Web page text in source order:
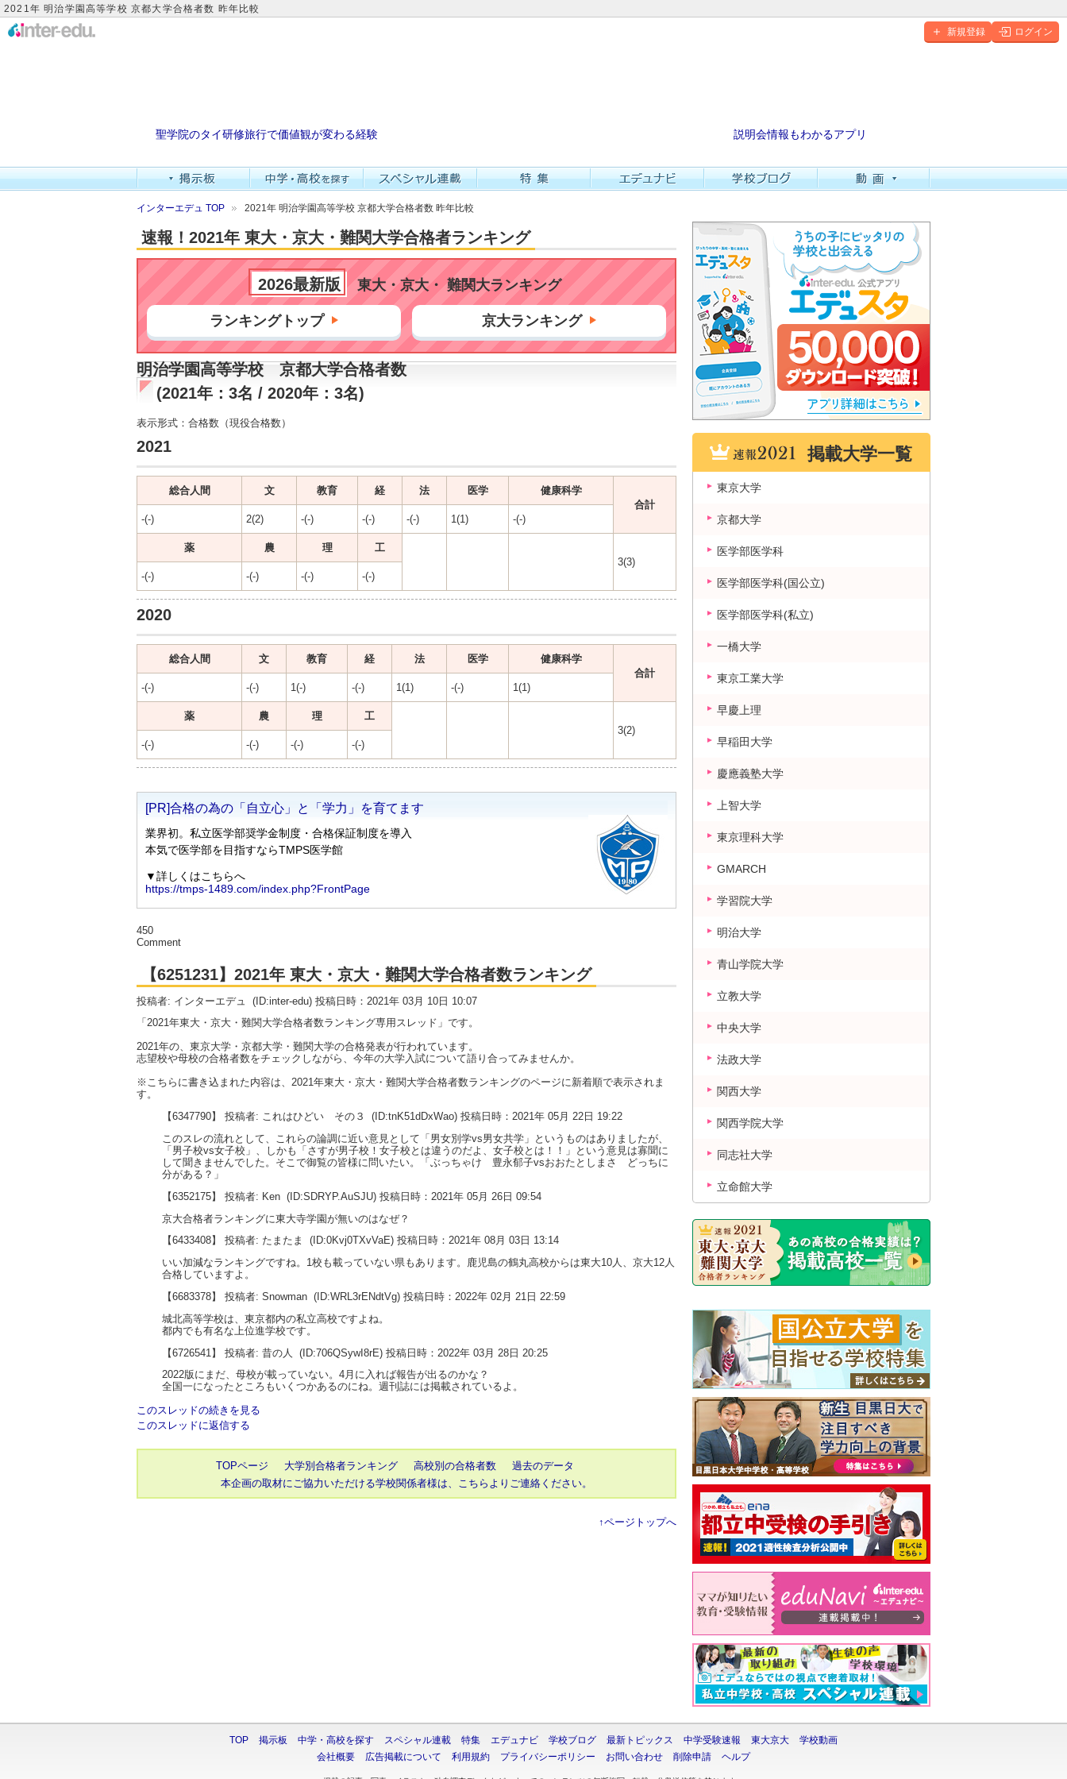
2021年 明治学園高等学校 京都大学合格者数 昨年比較
新規登録 ログイン
聖学院のタイ研修旅行で価値観が変わる経験 説明会情報もわかるアプリ
インターエデュ TOP 2021年 明治学園高等学校 京都大学合格者数 昨年比較
速報！2021年 東大・京大・難関大学合格者ランキング
2026最新版 東大・京大・ 難関大ランキング
ランキングトップ 京大ランキング
明治学園高等学校 京都大学合格者数
(2021年：3名 / 2020年：3名)
表示形式：合格数（現役合格数）
2021
総合人間 文 教育 経 法 医学
健康科学
合計
-(-)
2(2) -(-) -(-) -(-) 1(1) -(-)
薬 農 理
工
3(3)
-(-)
-(-) -(-) -(-)
2020
総合人間 文 教育 経 法 医学
健康科学
合計
-(-)
-(-) 1(-) -(-) 1(1) -(-) 1(1)
薬 農 理
工
3(2)
-(-)
-(-) -(-) -(-)
450
Comment
【6251231】2021年 東大・京大・難関大学合格者数ランキング
投稿者: インターエデュ
(ID:inter-edu) 投稿日時：2021年 03月 10日 10:07
「2021年東大・京大・難関大学合格者数ランキング専用スレッド」です。
2021年の、東京大学・京都大学・難関大学の合格発表が行われています。
志望校や母校の合格者数をチェックしながら、今年の大学入試について語り合ってみませんか。
※こちらに書き込まれた内容は、2021年東大・京大・難関大学合格者数ランキングのページに新着順で表示されま
す。
【6347790】 投稿者: これはひどい その３
(ID:tnK51dDxWao) 投稿日時：2021年 05月 22日 19:22
このスレの流れとして、これらの論調に近い意見として「男女別学vs男女共学」というものはありましたが、
「男子校vs女子校」、しかも「さすが男子校！女子校とは違うのだよ、女子校とは！！」という意見は寡聞に
して聞きませんでした。そこで御覧の皆様に問いたい。「ぶっちゃけ 豊永郁子vsおおたとしまさ どっちに
分がある？」
【6352175】 投稿者: Ken (ID:SDRYP.AuSJU) 投稿日時：2021年 05月 26日 09:54
京大合格者ランキングに東大寺学園が無いのはなぜ？
【6433408】 投稿者: たまたま
(ID:0Kvj0TXvVaE) 投稿日時：2021年 08月 03日 13:14
いい加減なランキングですね。1校も載っていない県もあります。鹿児島の鶴丸高校からは東大10人、京大12人
合格していますよ。
【6683378】 投稿者: Snowman (ID:WRL3rENdtVg) 投稿日時：2022年 02月 21日 22:59
城北高等学校は、東京都内の私立高校ですよね。
都内でも有名な上位進学校です。
【6726541】 投稿者: 昔の人
(ID:706QSywI8rE) 投稿日時：2022年 03月 28日 20:25
2022版にまだ、母校が載っていない。4月に入れば報告が出るのかな？
全国一になったところもいくつかあるのにね。週刊誌には掲載されているよ。
このスレッドの続きを見る
このスレッドに返信する
TOPページ 大学別合格者ランキング 高校別の合格者数
過去のデータ
本企画の取材にご協力いただける学校関係者様は、こちらよりご連絡ください。
↑ページトップへ
掲載大学一覧
東京大学
京都大学
医学部医学科
医学部医学科(国公立)
医学部医学科(私立)
一橋大学
東京工業大学
早慶上理
早稲田大学
慶應義塾大学
上智大学
東京理科大学
GMARCH
学習院大学
明治大学
青山学院大学
立教大学
中央大学
法政大学
関西大学
関西学院大学
同志社大学
立命館大学
TOP 掲示板 中学・高校を探す スペシャル連載 特集 エデュナビ 学校ブログ 最新トピックス 中学受験速報 東大京大
学校動画
会社概要
広告掲載について 利用規約 プライバシーポリシー お問い合わせ 削除申請 ヘルプ